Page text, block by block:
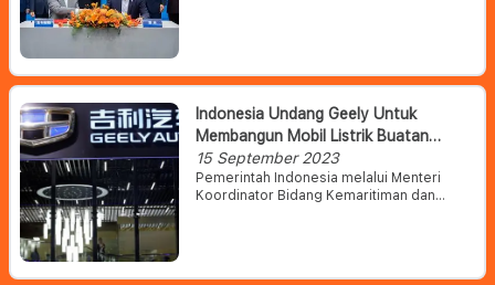
saja yang bisa melakukan battery
Indonesia Undang Geely Untuk
Membangun Mobil Listrik Buatan
Dalam Negeri
15 September 2023
Pemerintah Indonesia melalui Menteri
Koordinator Bidang Kemaritiman dan